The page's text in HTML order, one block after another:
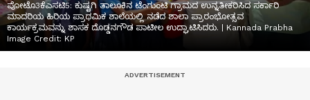
ಪೋಟೊ3ಕೆಎಸಟಿ5: ಕುಷ್ಟಗಿ ತಾಲೂಕಿನ ಟೆಂಗುಂಟಿ ಗ್ರಾಮದ ಉನ್ನತೀಕರಿಸಿದ ಸರ್ಕಾರಿ
ಮಾದರಿಯ ಹಿರಿಯ ಪ್ರಾಥಮಿಕ ಶಾಲೆಯಲ್ಲಿ ನಡೆದ ಶಾಲಾ ಪ್ರಾರಂಭೋತ್ಸವ
ಕಾರ್ಯಕ್ರಮವನ್ನು ಶಾಸಕ ದೊಡ್ಡನಗೌಡ ಪಾಟೀಲ ಉದ್ಘಾಟಿಸಿದರು. | Kannada Prabha
Image Credit: KP